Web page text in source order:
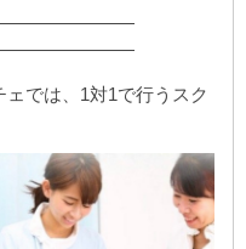
では、1対1で行うスク